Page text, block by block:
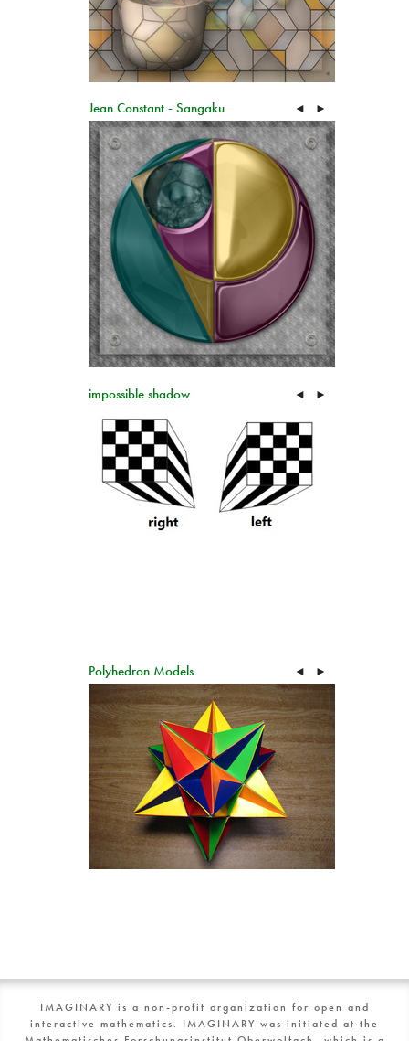
Jean Constant - Sangaku ◄ ►
impossible shadow ◄ ►
Polyhedron Models ◄ ►
IMAGINARY is a non-profit organization for open and
interactive mathematics. IMAGINARY was initiated at the